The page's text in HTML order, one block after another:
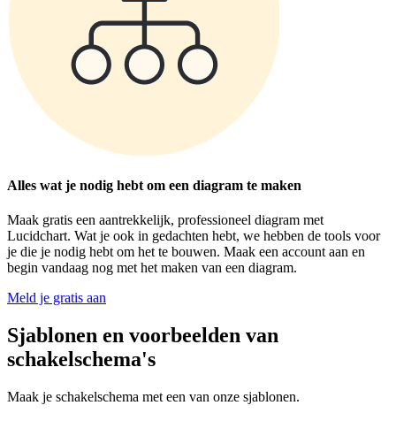
Alles wat je nodig hebt om een diagram te maken
Maak gratis een aantrekkelijk, professioneel diagram met
Lucidchart. Wat je ook in gedachten hebt, we hebben de tools voor
je die je nodig hebt om het te bouwen. Maak een account aan en
begin vandaag nog met het maken van een diagram.
Meld je gratis aan
Sjablonen en voorbeelden van
schakelschema's
Maak je schakelschema met een van onze sjablonen.